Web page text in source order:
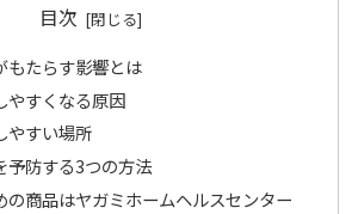
目次
もたらす影響とは
やすくなる原因
やすい場所
予防する3つの方法
の商品はヤガミホームヘルスセンター